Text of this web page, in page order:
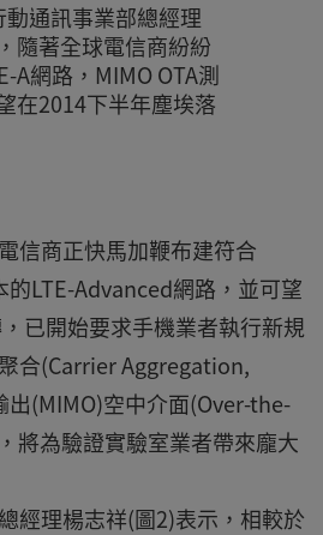
通訊事業部總經理
隨著全球電信商紛紛
A網路，MIMO OTA測
在2014下半年塵埃落
信商正快馬加鞭布建符合
的LTE-Advanced網路，並可望
已開始要求手機業者執行新規
合(Carrier Aggregation,
出(MIMO)空中介面(Over-the-
將為驗證實驗室業者帶來龐大
經理楊志祥(圖2)表示，相較於